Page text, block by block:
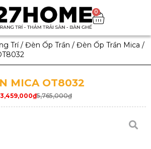
0
Trí/ Đèn Ốp Trần / Đèn Ốp Trần Mica /
MICA OT8032
5,765,000₫
3,459,000₫